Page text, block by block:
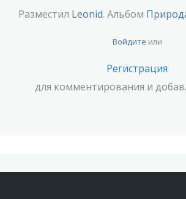
Разместил Leonid. Альбом
Войдите или
Регистрация
для комментирования и